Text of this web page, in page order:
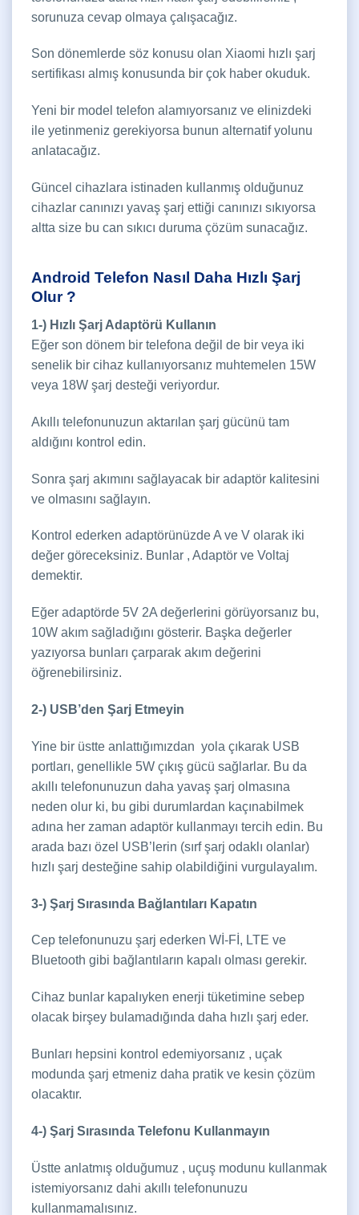
sorunuza cevap olmaya çalışacağız.
Son dönemlerde söz konusu olan Xiaomi hızlı şarj
sertifikası almış konusunda bir çok haber okuduk.
Yeni bir model telefon alamıyorsanız ve elinizdeki
ile yetinmeniz gerekiyorsa bunun alternatif yolunu
anlatacağız.
Güncel cihazlara istinaden kullanmış olduğunuz
cihazlar canınızı yavaş şarj ettiği canınızı sıkıyorsa
altta size bu can sıkıcı duruma çözüm sunacağız.
Android Telefon Nasıl Daha Hızlı Şarj
Olur ?
1-) Hızlı Şarj Adaptörü Kullanın
Eğer son dönem bir telefona değil de bir veya iki
senelik bir cihaz kullanıyorsanız muhtemelen 15W
veya 18W şarj desteği veriyordur.
Akıllı telefonunuzun aktarılan şarj gücünü tam
aldığını kontrol edin.
Sonra şarj akımını sağlayacak bir adaptör kalitesini
ve olmasını sağlayın.
Kontrol ederken adaptörünüzde A ve V olarak iki
değer göreceksiniz. Bunlar , Adaptör ve Voltaj
demektir.
Eğer adaptörde 5V 2A değerlerini görüyorsanız bu,
10W akım sağladığını gösterir. Başka değerler
yazıyorsa bunları çarparak akım değerini
öğrenebilirsiniz.
2-) USB’den Şarj Etmeyin
Yine bir üstte anlattığımızdan yola çıkarak USB
portları, genellikle 5W çıkış gücü sağlarlar. Bu da
akıllı telefonunuzun daha yavaş şarj olmasına
neden olur ki, bu gibi durumlardan kaçınabilmek
adına her zaman adaptör kullanmayı tercih edin. Bu
arada bazı özel USB’lerin (sırf şarj odaklı olanlar)
hızlı şarj desteğine sahip olabildiğini vurgulayalım.
3-) Şarj Sırasında Bağlantıları Kapatın
Cep telefonunuzu şarj ederken Wİ-Fİ, LTE ve
Bluetooth gibi bağlantıların kapalı olması gerekir.
Cihaz bunlar kapalıyken enerji tüketimine sebep
olacak birşey bulamadığında daha hızlı şarj eder.
Bunları hepsini kontrol edemiyorsanız , uçak
modunda şarj etmeniz daha pratik ve kesin çözüm
olacaktır.
4-) Şarj Sırasında Telefonu Kullanmayın
Üstte anlatmış olduğumuz , uçuş modunu kullanmak
istemiyorsanız dahi akıllı telefonunuzu
kullanmamalısınız.